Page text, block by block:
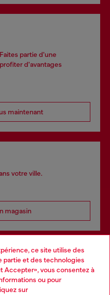
ce site utilise des
partie et des technologies
Accepter», vous consentez à
ou pour
sur
partie d'une
d'avantages
maintenant
votre ville.
magasin
ligne et en magasin.